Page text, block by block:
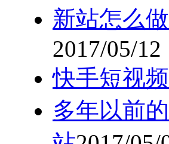
新站怎么
2017/05/12
快手短视
多年以前